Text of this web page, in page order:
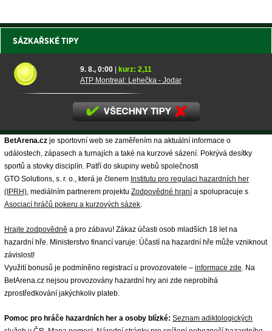
SÁZKAŘSKÉ TIPY
9. 8., 0:00 | kurz: 2,11
ATP Montreal: Lehečka - Jodar
BetArena.cz je sportovní web se zaměřením na aktuální informace o
událostech, zápasech a turnajích a také na kurzové sázení. Pokrývá desítky
sportů a stovky disciplín. Patří do skupiny webů společnosti
GTO Solutions, s. r. o., která je členem Institutu pro regulaci hazardních her
(IPRH), mediálním partnerem projektu Zodpovědné hraní a spolupracuje s
Asociací hráčů pokeru a kurzových sázek.
Hrajte zodpovědně a pro zábavu! Zákaz účasti osob mladších 18 let na
hazardní hře. Ministerstvo financí varuje: Účastí na hazardní hře může vzniknout
závislost!
Využití bonusů je podmíněno registrací u provozovatele – informace zde. Na
BetArena.cz nejsou provozovány hazardní hry ani zde neprobíhá
zprostředkování jakýchkoliv plateb.
Pomoc pro hráče hazardních her a osoby blízké: Seznam adiktologických